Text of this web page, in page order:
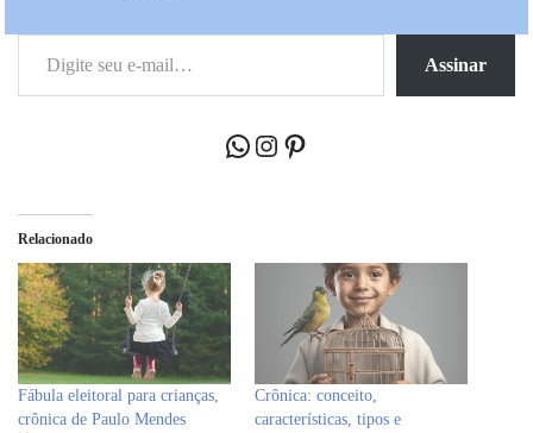
Assinar
Relacionado
Fábula eleitoral para crianças,
crônica de Paulo Mendes
Crônica: conceito,
características, tipos e